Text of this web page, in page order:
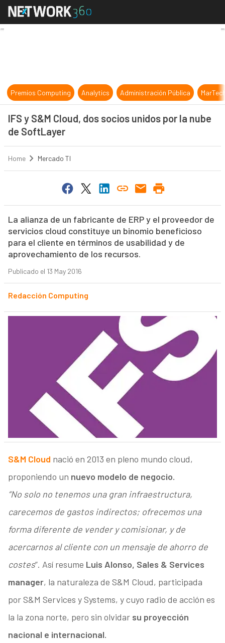
IFS y S&M Cloud, dos socios
Premios Computing Analytics Administración Pública
IFS y S&M Cloud, dos socios unidos por la nube
de SoftLayer
Home Mercado TI
La alianza de un fabricante de ERP y el proveedor de
servicios cloud constituye un binomio beneficioso
para el cliente en términos de usabilidad y de
aprovechamiento de los recursos.
Publicado el 13 May 2016
Redacción Computing
S&M Cloud nació en 2013 en pleno mundo cloud,
proponiendo un nuevo modelo de negocio.
“No solo no tenemos una gran infraestructura,
carecemos de gastos indirectos; ofrecemos una
forma diferente de vender y comisionar, y de
acercarnos al cliente con un mensaje de ahorro de
costes”. Así resume Luis Alonso, Sales & Services
manager, la naturaleza de S&M Cloud, participada
por S&M Services y Systems, y cuyo radio de acción es
la la zona norte, pero sin olvidar su proyección
nacional e internacional.